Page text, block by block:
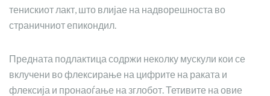
тенискиот лакт, што влијае на надворешноста во
страничниот епикондил.
Предната подлактица содржи неколку мускули кои се
вклучени во флексирање на цифрите на раката и
флексија и пронаоѓање на зглобот. Тетивите на овие